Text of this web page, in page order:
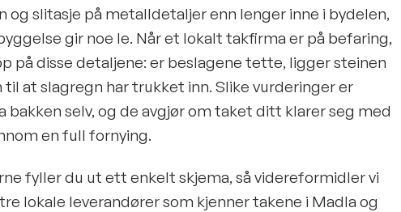
og slitasje på metalldetaljer enn lenger inne i bydelen,
gir noe le. Når et lokalt takfirma er på befaring,
på disse detaljene: er beslagene tette, ligger steinen
at slagregn har trukket inn. Slike vurderinger er
bakken selv, og de avgjør om taket ditt klarer seg med
en full fornying.
fyller du ut ett enkelt skjema, så videreformidler vi
lokale leverandører som kjenner takene i Madla og